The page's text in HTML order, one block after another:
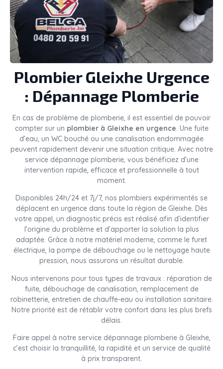
PlombierGleixhe Urgence
: Dépannage Plomberie
En cas de problème de plomberie, il est essentiel de pouvoir
compter sur un plombier à Gleixhe en urgence. Une fuite
d’eau, un WC bouché ou une canalisation endommagée
peuvent rapidement devenir une situation critique. Avec notre
service dépannage plomberie, vous bénéficiez d’une
intervention rapide, efficace et professionnelle à tout
moment.
Disponibles 24h/24 et 7j/7, nos plombiers expérimentés se
déplacent en urgence dans toute la région de Gleixhe. Dès
votre appel, un diagnostic précis est réalisé afin d’identifier
l’origine du problème et d’apporter la solution la plus
adaptée. Grâce à notre matériel moderne, comme le furet
électrique, la pompe de débouchage ou le nettoyage haute
pression, nous assurons un résultat durable.
Nous intervenons pour tous types de travaux : réparation de
fuite, débouchage de canalisation, remplacement de
robinetterie, entretien de chauffe-eau ou installation sanitaire.
Notre priorité est de rétablir votre confort dans les plus brefs
délais.
Faire appel à notre service dépannage plomberie à Gleixhe,
c’est choisir la tranquillité, la rapidité et un service de qualité
à prix transparent.